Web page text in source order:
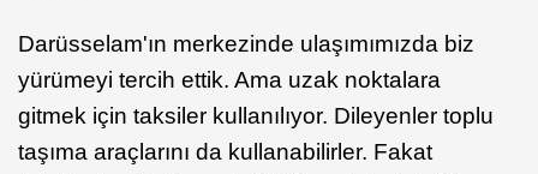
Darüsselam'ın merkezinde ulaşımımızda biz
yürümeyi tercih ettik. Ama uzak noktalara
gitmek için taksiler kullanılıyor. Dileyenler toplu
taşıma araçlarını da kullanabilirler. Fakat